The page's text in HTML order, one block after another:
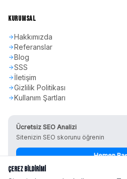
KURUMSAL
Hakkımızda
Referanslar
Blog
SSS
İletişim
Gizlilik Politikası
Kullanım Şartları
Ücretsiz SEO Analizi
Sitenizin SEO skorunu öğrenin
Hemen
Çerez Bildirimi